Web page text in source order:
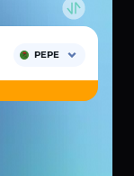
PEPE